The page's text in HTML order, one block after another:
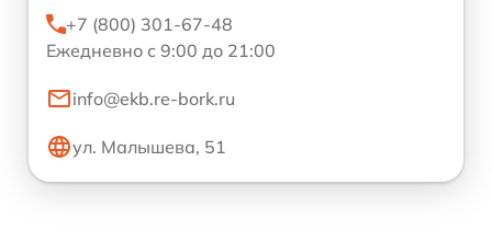
+7 (800) 301-67-48
Ежедневно с 9:00 до 21:00
info@ekb.re-bork.ru
ул. Малышева, 51